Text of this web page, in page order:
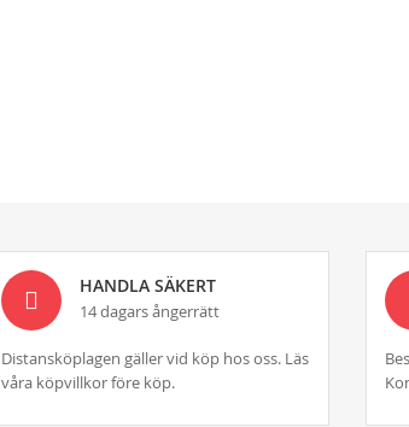
HANDLA SÄKERT
14 dagars ångerrätt
Distansköplagen gäller vid köp hos oss. Läs
våra köpvillkor före köp.